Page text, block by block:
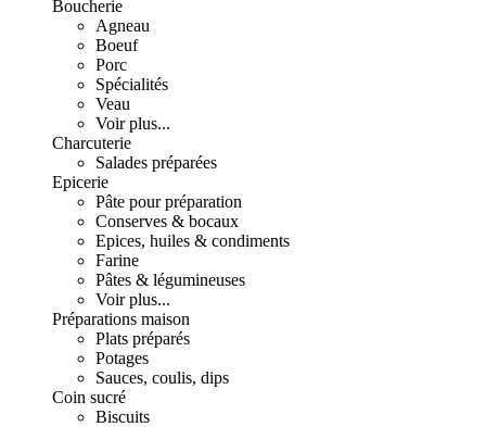
Boucherie
Agneau
Boeuf
Porc
Spécialités
Veau
Voir plus...
Charcuterie
Salades préparées
Epicerie
Pâte pour préparation
Conserves & bocaux
Epices, huiles & condiments
Farine
Pâtes & légumineuses
Voir plus...
Préparations maison
Plats préparés
Potages
Sauces, coulis, dips
Coin sucré
Biscuits